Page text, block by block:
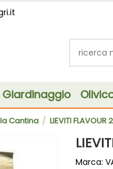
Giardinaggio
Cantina LIEVITI FLAVOUR
Marca: